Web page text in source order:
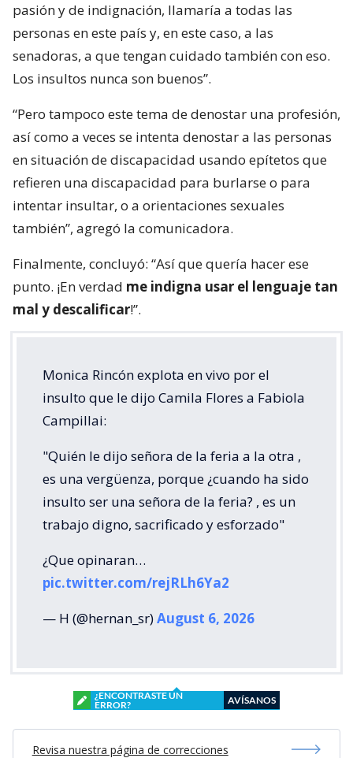
pasión y de indignación, llamaría a todas las
personas en este país y, en este caso, a las
senadoras, a que tengan cuidado también con eso.
Los insultos nunca son buenos”.
“Pero tampoco este tema de denostar una profesión,
así como a veces se intenta denostar a las personas
en situación de discapacidad usando epítetos que
refieren una discapacidad para burlarse o para
intentar insultar, o a orientaciones sexuales
también”, agregó la comunicadora.
Finalmente, concluyó: “Así que quería hacer ese
punto. ¡En verdad me indigna usar el lenguaje tan
mal y descalificar!”.
Monica Rincón explota en vivo por el
insulto que le dijo Camila Flores a Fabiola
Campillai:
"Quién le dijo señora de la feria a la otra ,
es una vergüenza, porque ¿cuando ha sido
insulto ser una señora de la feria? , es un
trabajo digno, sacrificado y esforzado"
¿Que opinaran…
pic.twitter.com/rejRLh6Ya2
— H (@hernan_sr)August 6, 2026
¿ENCONTRASTE UN
ERROR?
AVÍSANOS
Revisa nuestra página de correcciones